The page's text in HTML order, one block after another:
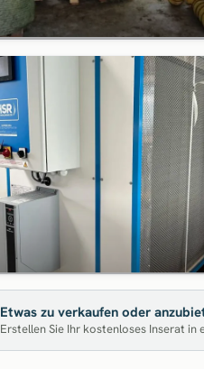
Etwas zu verkaufen oder
Erstellen Sie Ihr kostenloses Inserat